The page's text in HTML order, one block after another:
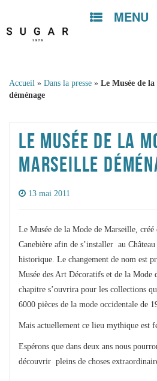
MENU
Skip to
Accueil » Dans la presse » Le Musée de
déménage
LE MUSÉE DE LA
MARSEILLE
13 mai 2011
Le Musée de la Mode de Marseille,
Canebière afin de s’installer au
historique. Le changement de nom est
Musée des Art Décoratifs et de la Mode
chapitre s’ouvrira pour les collections
6000 pièces de la mode occidentale de
Mais actuellement ce lieu mythique est
Espérons que dans deux ans nous
découvrir pleins de choses